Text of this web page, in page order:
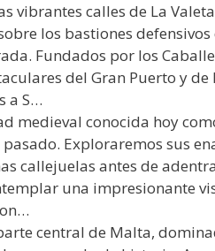
vibrantes calles de La
los bastiones
Fundados por los
del Gran Puerto y de
a S…
medieval conocida hoy
Exploraremos sus
callejuelas antes de
una impresionante
central de Malta,